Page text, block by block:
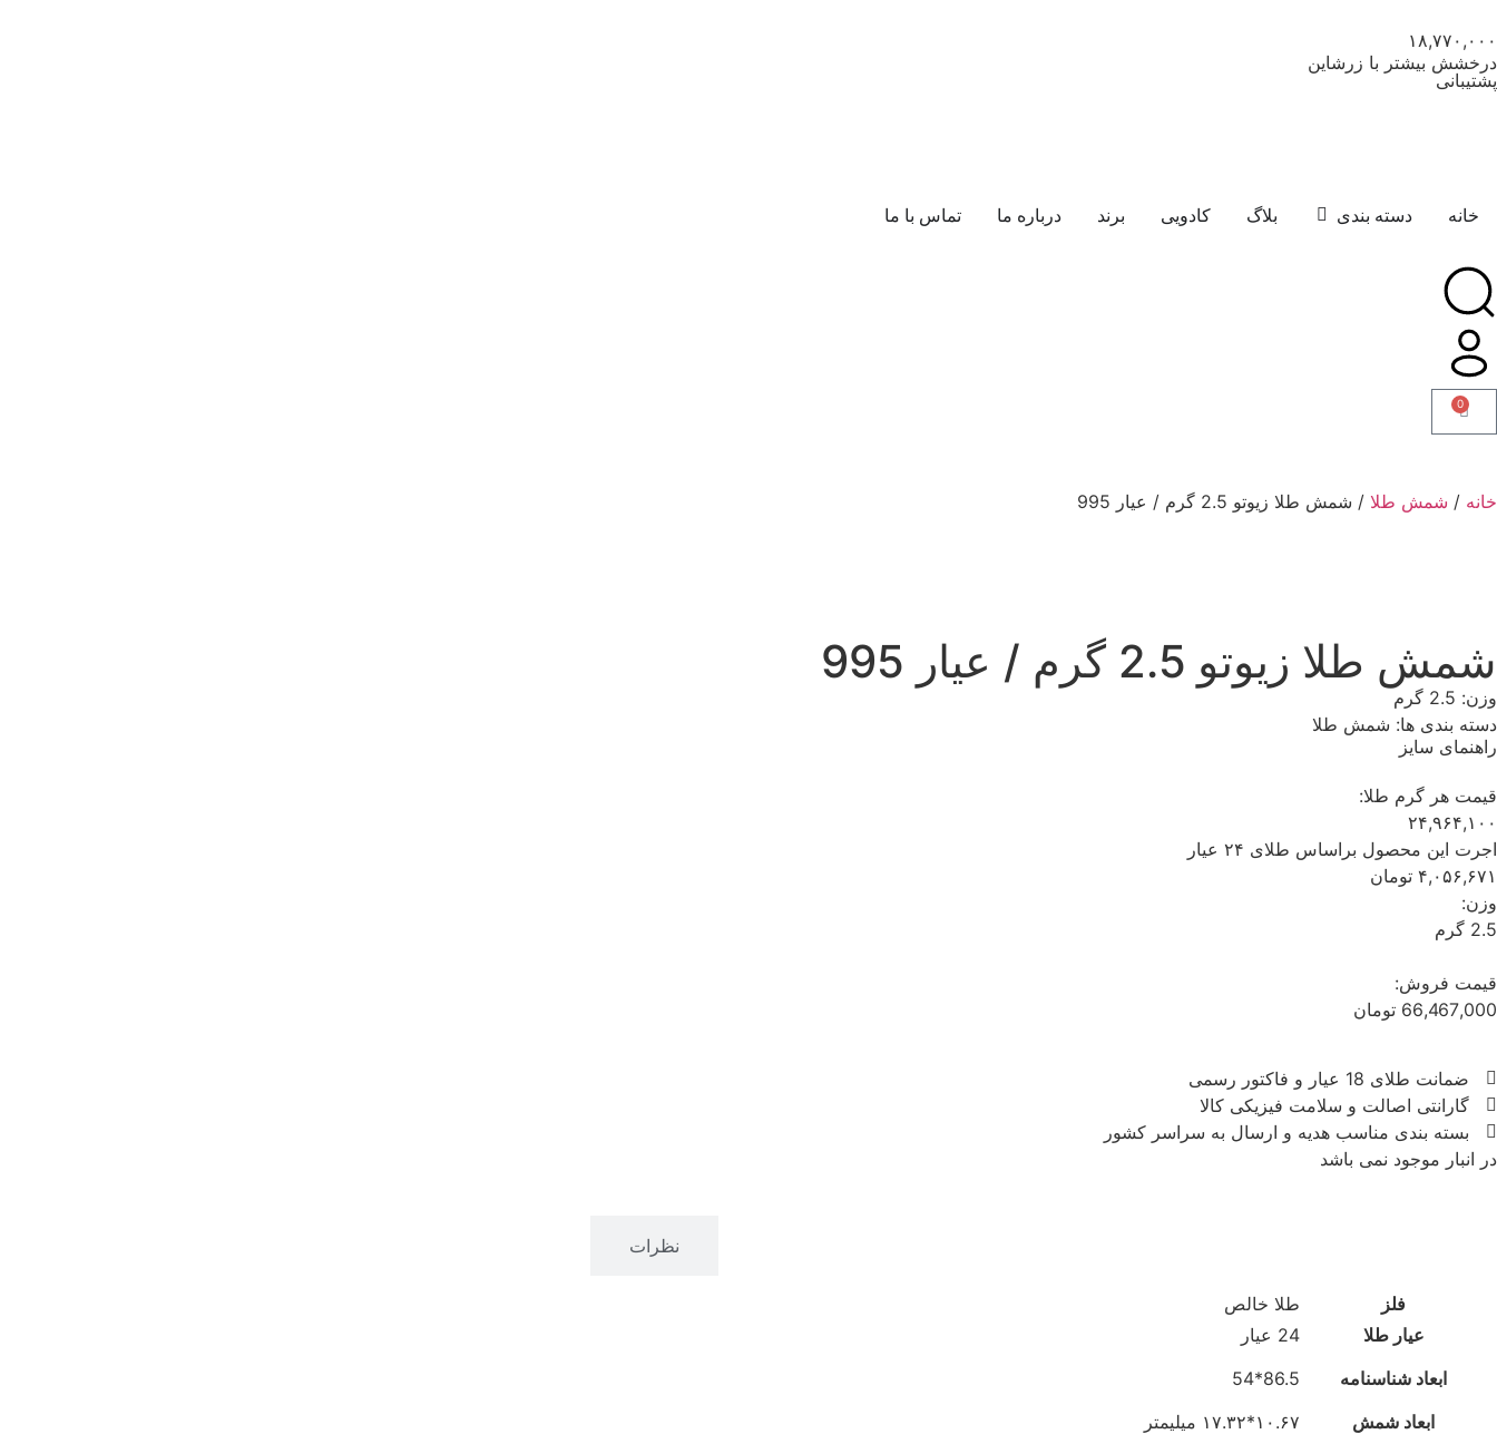
۱۸,۷۷۰,۰۰۰
درخشش بیشتر با زرشاین
پشتیبانی
خانه دسته بندی بلاگ کادویی برند درباره ما تماس با ما
0
خانه / شمش طلا / شمش طلا زیوتو 2.5 گرم / عیار 995
شمش طلا زیوتو 2.5 گرم / عیار 995
وزن: 2.5 گرم
دسته بندی ها: شمش طلا
راهنمای سایز
قیمت هر گرم طلا:
۲۴,۹۶۴,۱۰۰
اجرت این محصول براساس طلای ۲۴ عیار
۴,۰۵۶,۶۷۱ تومان
وزن:
2.5 گرم
قیمت فروش:
66,467,000 تومان
ضمانت طلای 18 عیار و فاکتور رسمی
گارانتی اصالت و سلامت فیزیکی کالا
بسته بندی مناسب هدیه و ارسال به سراسر کشور
در انبار موجود نمی باشد
نظرات
فلز
طلا خالص
عیار طلا
24 عیار
ابعاد شناسنامه
86.5*54
ابعاد شمش
۱۰.۶۷*۱۷.۳۲ میلیمتر